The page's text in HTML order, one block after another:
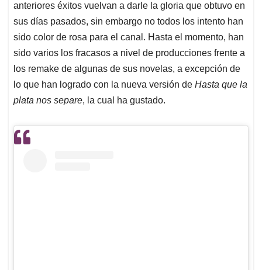
A
p
p
o
o
k
d
I
n
d
s
anteriores éxitos vuelvan a darle la gloria que obtuvo en
sus días pasados, sin embargo no todos los intento han
sido color de rosa para el canal. Hasta el momento, han
sido varios los fracasos a nivel de producciones frente a
los remake de algunas de sus novelas, a excepción de
lo que han logrado con la nueva versión de Hasta que la
plata nos separe, la cual ha gustado.